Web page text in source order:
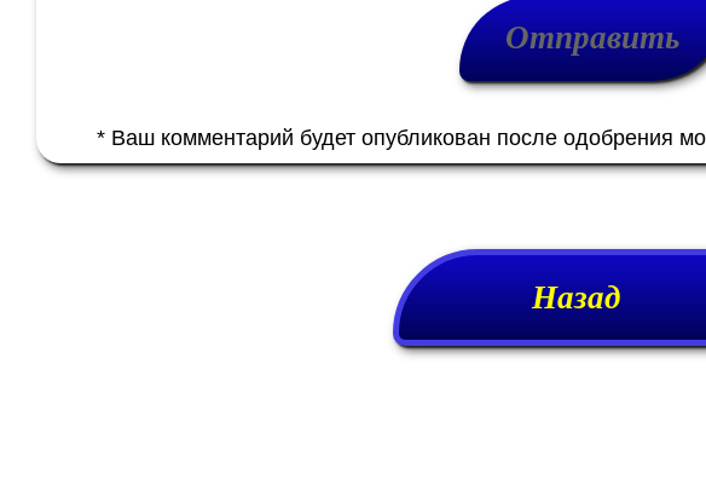
* Ваш комментарий будет опубликован после одобрения
Назад